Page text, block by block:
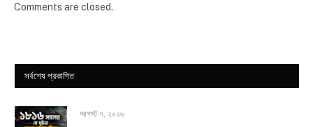
Comments are closed.
সর্বশেষ প্রকাশিত
আগস্ট ৭, ২০২৬